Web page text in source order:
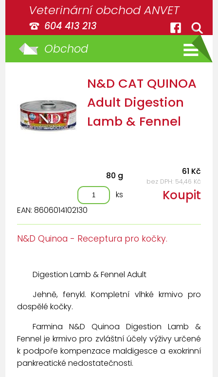
Veterinární obchod ANVET
604 413 213
Obchod
N&D CAT QUINOA
Adult Digestion
Lamb & Fennel
EAN: 8606014102130
80 g 61 Kč
bez DPH: 54,46 Kč
ks Koupit
N&D Quinoa - Receptura pro kočky.
Digestion Lamb & Fennel Adult
Jehně, fenykl. Kompletní vlhké krmivo pro
dospělé kočky.
Farmina N&D Quinoa Digestion Lamb &
Fennel je krmivo pro zvláštní účely výživy určené
k podpoře kompenzace maldigesce a exokrinní
pankreatické nedostatečnosti.